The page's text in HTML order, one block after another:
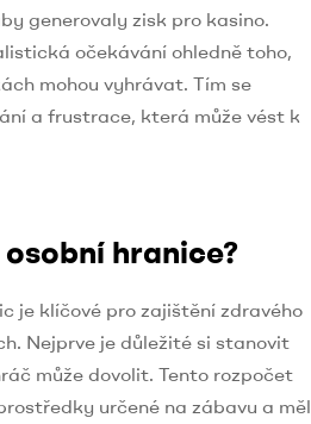
generovaly zisk pro kasino.
očekávání ohledně toho,
mohou vyhrávat. Tím se
a frustrace, která může vést k
hranice?
je klíčové pro zajištění zdravého
Nejprve je důležité si stanovit
může dovolit. Tento rozpočet
určené na zábavu a měl